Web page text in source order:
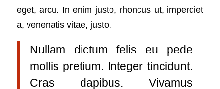
eget, arcu. In enim justo, rhoncus ut, imperdiet
a, venenatis vitae, justo.
Nullam dictum felis eu pede
mollis pretium. Integer tincidunt.
Cras dapibus. Vivamus